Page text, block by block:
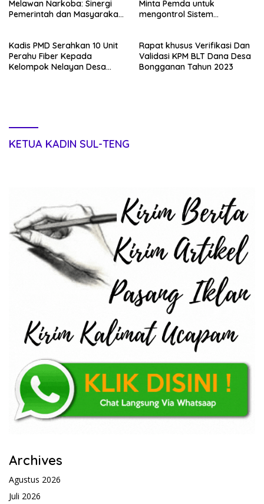
Melawan Narkoba: Sinergi
Pemerintah dan Masyarakat
Minta Pemda untuk
mengontrol Sistem
Kadis PMD Serahkan 10 Unit
Perahu Fiber Kepada
Kelompok Nelayan Desa
Rapat khusus Verifikasi Dan
Validasi KPM BLT Dana Desa
Bongganan Tahun 2023
KETUA KADIN SUL-TENG
Archives
Agustus 2026
Juli 2026